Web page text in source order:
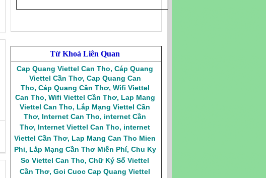
Từ Khoá Liên Quan
Cap Quang Viettel Can Tho, Cáp Quang
Viettel Cần Thơ, Cap Quang Can
Tho, Cáp Quang Cần Thơ, Wifi Viettel
Can Tho, Wifi Viettel Cần Thơ, Lap Mang
Viettel Can Tho, Lắp Mạng Viettel Cần
Thơ, Internet Can Tho, internet Cần
Thơ, Internet Viettel Can Tho, internet
Viettel Cần Thơ, Lap Mang Can Tho Mien
Phi, Lắp Mạng Cần Thơ Miễn Phí, Chu Ky
So Viettel Can Tho, Chữ Ký Số Viettel
Cần Thơ, Goi Cuoc Cap Quang Viettel